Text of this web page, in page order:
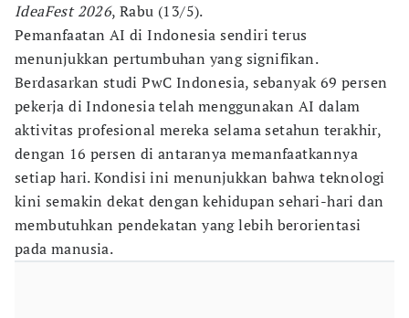
IdeaFest 2026, Rabu (13/5).
Pemanfaatan AI di Indonesia sendiri terus
menunjukkan pertumbuhan yang signifikan.
Berdasarkan studi PwC Indonesia, sebanyak 69 persen
pekerja di Indonesia telah menggunakan AI dalam
aktivitas profesional mereka selama setahun terakhir,
dengan 16 persen di antaranya memanfaatkannya
setiap hari. Kondisi ini menunjukkan bahwa teknologi
kini semakin dekat dengan kehidupan sehari-hari dan
membutuhkan pendekatan yang lebih berorientasi
pada manusia.